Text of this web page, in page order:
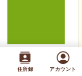
住所録 アカウント